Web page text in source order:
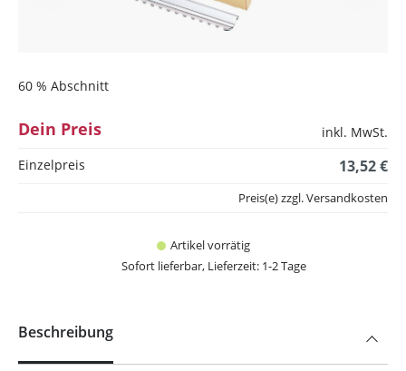
60 % Abschnitt
Dein Preis
inkl. MwSt.
Einzelpreis
13,52 €
Artikel vorrätig
Sofort lieferbar, Lieferzeit: 1-2 Tage
Preis(e) zzgl. Versandkosten
Beschreibung